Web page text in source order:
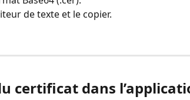
de texte et le copier.
certificat dans